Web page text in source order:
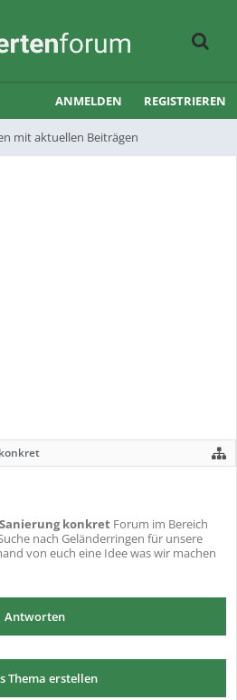
mit aktuellen Beiträgen
ANMELDEN REGISTRIEREN
Sanierung konkret Forum im Bereich
nach Geländerringen für unsere
von euch eine Idee was wir machen
Antworten
Thema erstellen